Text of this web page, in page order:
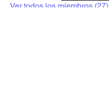
Ver todos los miembros (27)